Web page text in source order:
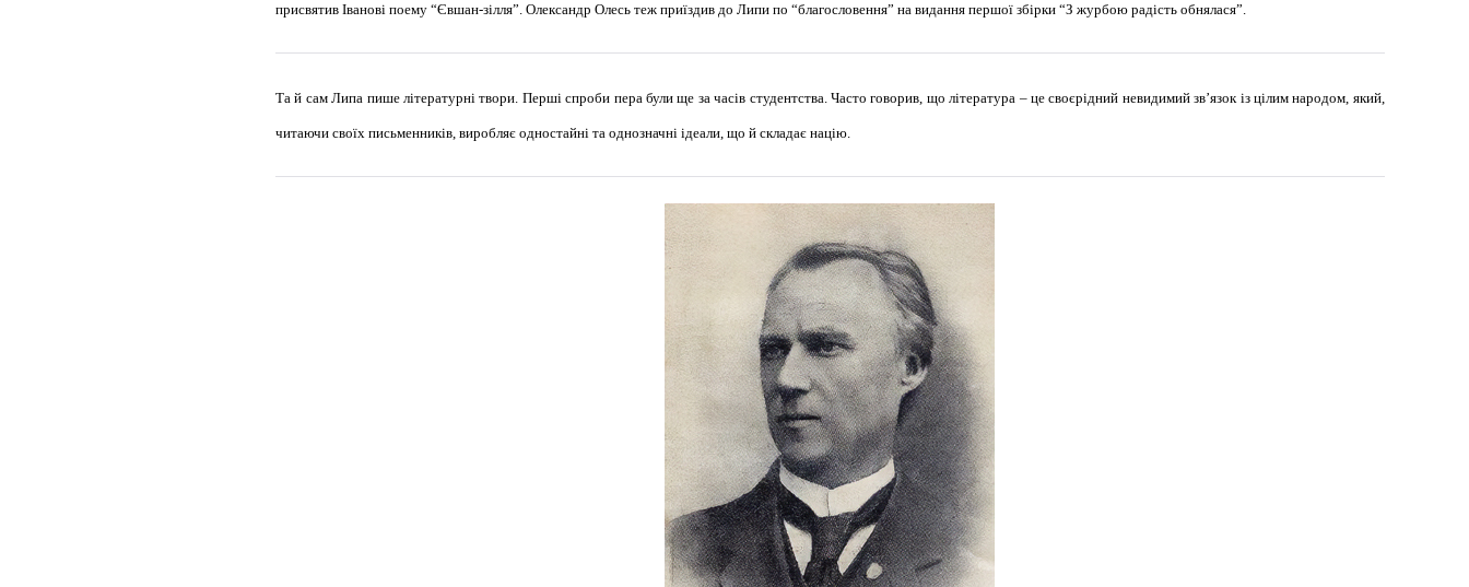
присвятив Іванові поему “Євшан-зілля”. Олександр Олесь теж приїздив до Липи по “благословення” на видання першої збірки “З журбою радість обнялася”.
Та й сам Липа пише літературні твори. Перші спроби пера були ще за часів студентства. Часто говорив, що література – це своєрідний невидимий зв’язок із цілим народом, який,
читаючи своїх письменників, виробляє одностайні та однозначні ідеали, що й складає націю.